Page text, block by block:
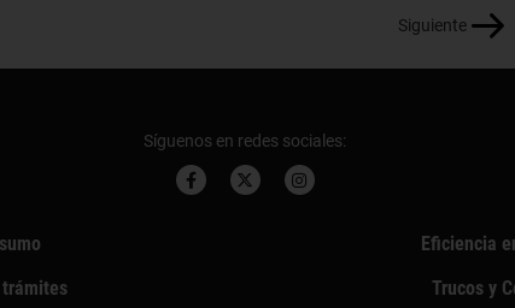
Siguiente
Síguenos en redes sociales:
Eficiencia
trámites
Trucos y